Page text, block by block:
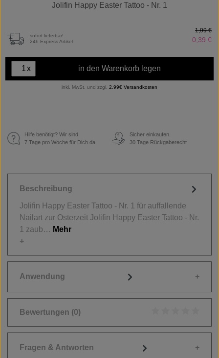
Jolifin Happy Easter Tattoo - Nr. 1
sofort lieferbar!
24h Express Artikel
0,39 €
1,99 €
x in den Warenkorb legen
inkl. MwSt. und zzgl. 2,99€ Versandkosten
Hilfe benötigt? Wir sind
7 Tage pro Woche für Dich da.
€
Sicher einkaufen.
30 Tage Rückgaberecht
Beschreibung
Jolifin Happy Easter Tattoo - Nr. 1 für auffallende
Nailart zur Osterzeit Jolifin Happy Easter Tattoo - Nr.
1 zaub… Mehr
Anwendung
Bewertungen (0)
Fragen & Antworten